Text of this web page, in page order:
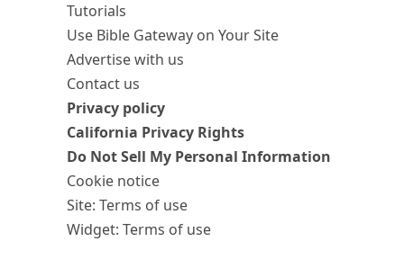
Tutorials
Use Bible Gateway on Your Site
Advertise with us
Contact us
Privacy policy
California Privacy Rights
Do Not Sell My Personal Information
Cookie notice
Site: Terms of use
Widget: Terms of use